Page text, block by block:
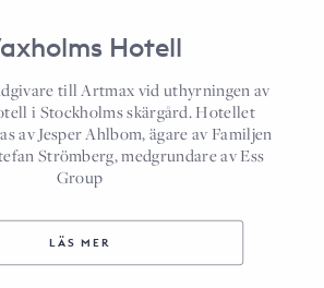
Hotell
till Artmax vid uthyrningen av
i Stockholms skärgård. Hotellet
av Jesper Ahlbom, ägare av Familjen
Strömberg, medgrundare av Ess
Group
LÄS MER